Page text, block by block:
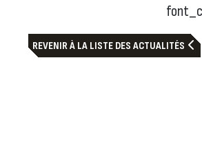
REVENIR À LA LISTE DES ACTUALITÉS